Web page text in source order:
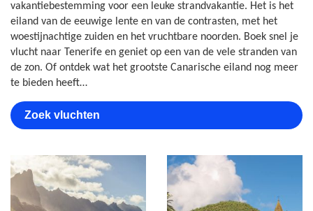
vakantiebestemming voor een leuke strandvakantie. Het is het
eiland van de eeuwige lente en van de contrasten, met het
woestijnachtige zuiden en het vruchtbare noorden. Boek snel je
vlucht naar Tenerife en geniet op een van de vele stranden van
de zon. Of ontdek wat het grootste Canarische eiland nog meer
te bieden heeft…
Zoek vluchten